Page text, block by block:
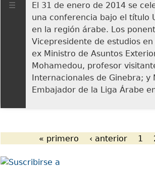
El 31 de enero de 2014 se
una conferencia bajo el título
en la región árabe. Los
Vicepresidente de estudios
ex Ministro de Asuntos
Mohamedou, profesor
Internacionales de Ginebra;
Embajador de la Liga Árabe
Páginas
« primero ‹ anterior 1